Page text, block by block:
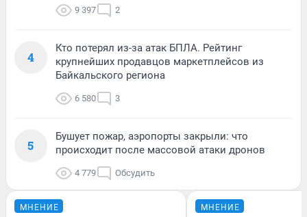
9 397 2
4
Кто потерял из-за атак БПЛА. Рейтинг
крупнейших продавцов маркетплейсов из
Байкальского региона
6 580 3
5
Бушует пожар, аэропорты закрыли: что
происходит после массовой атаки дронов
4 779 Обсудить
МНЕНИЕ МНЕНИЕ